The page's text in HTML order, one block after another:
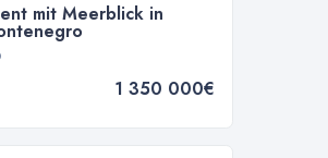
mit Meerblick in
1 350 000€